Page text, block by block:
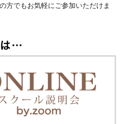
方でもお気軽にご参加いただけま